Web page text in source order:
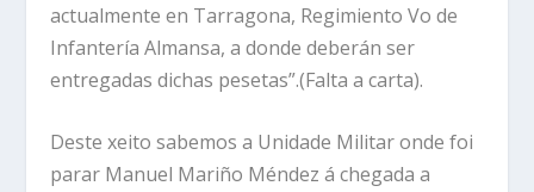
actualmente en Tarragona, Regimiento Vode
Infantería Almansa, a donde deberán ser
entregadas dichas pesetas”.(Falta a carta).
Deste xeito sabemos a Unidade Militar onde foi
parar Manuel Mariño Méndez á chegada a